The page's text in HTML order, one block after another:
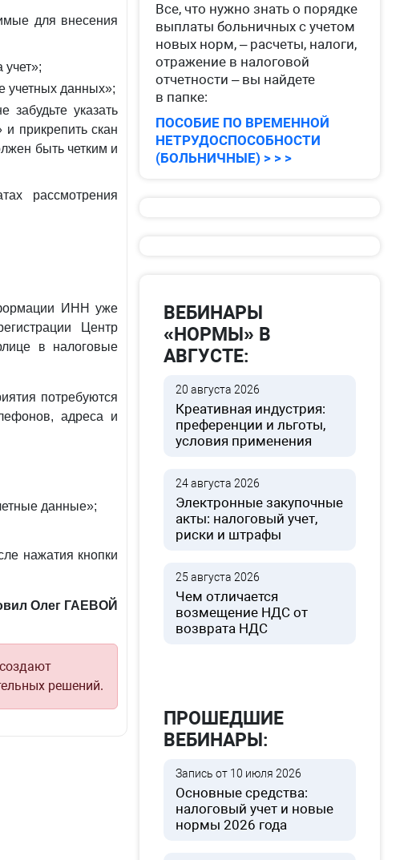
для внесения
учет»;
учетных данных»;
указать
прикрепить скан
быть четким и
рассмотрения
ИНН уже
Центр
в налоговые
потребуются
адреса и
данные»;
нажатия кнопки
Олег ГАЕВОЙ
решений.
Все, что нужно знать о порядке
выплаты больничных с учетом
новых норм, – расчеты, налоги,
отражение в налоговой
отчетности – вы найдете
в папке:
ПОСОБИЕ ПО ВРЕМЕННОЙ
НЕТРУДОСПОСОБНОСТИ
(БОЛЬНИЧНЫЕ) > > >
ВЕБИНАРЫ
«НОРМЫ» В
АВГУСТЕ:
20 августа 2026
Креативная индустрия:
преференции и льготы,
условия применения
24 августа 2026
Электронные закупочные
акты: налоговый учет,
риски и штрафы
25 августа 2026
Чем отличается
возмещение НДС от
возврата НДС
ПРОШЕДШИЕ
ВЕБИНАРЫ:
Запись от 10 июля 2026
Основные средства:
налоговый учет и новые
нормы 2026 года